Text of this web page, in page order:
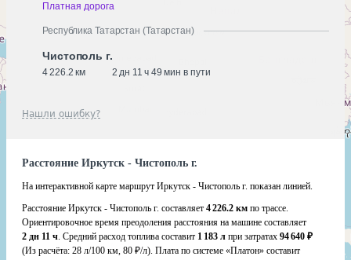
Платная дорога
Республика Татарстан (Татарстан)
Чистополь г.
4 226.2 км 2 дн 11 ч 49 мин в пути
Нашли ошибку?
Расстояние Иркутск - Чистополь г.
На интерактивной карте маршрут Иркутск - Чистополь г. показан линией.
Расстояние Иркутск - Чистополь г. составляет 4 226.2 км по трассе.
Ориентировочное время преодоления расстояния на машине составляет
2 дн 11 ч. Средний расход топлива составит 1 183 л при затратах 94 640 ₽
(Из расчёта: 28 л/100 км, 80 ₽/л). Плата по системе «Платон» составит